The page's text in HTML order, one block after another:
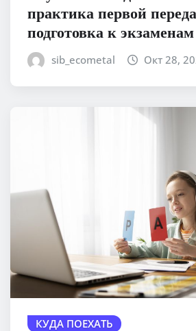
практика первой
подготовка к экзаменам
sib_ecometal Окт 28,
КУДА ПОЕХАТЬ